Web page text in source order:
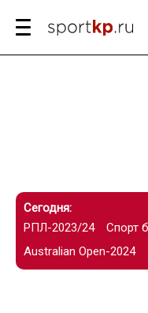
Сегодня:
РПЛ-2023/24
Спорт
Australian Open-2024